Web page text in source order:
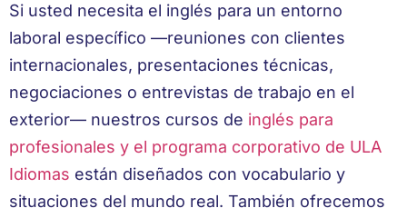
Si usted necesita el inglés para un entorno
laboral específico —reuniones con clientes
internacionales, presentaciones técnicas,
negociaciones o entrevistas de trabajo en el
exterior— nuestros cursos de inglés para
profesionales y el programa corporativo de ULA
Idiomas están diseñados con vocabulario y
situaciones del mundo real. También ofrecemos